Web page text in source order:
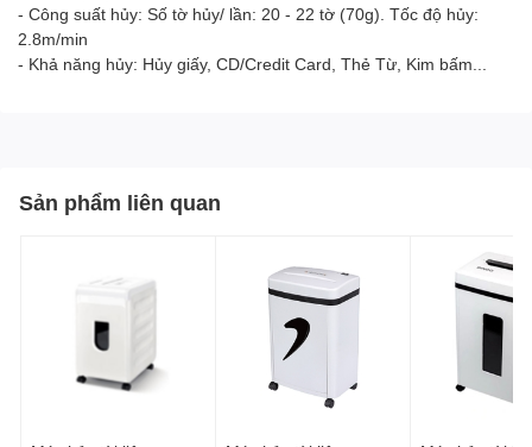
- Công suất hủy: Số tờ hủy/ lần: 20 - 22 tờ (70g). Tốc độ hủy:
2.8m/min
- Khả năng hủy: Hủy giấy, CD/Credit Card, Thẻ Từ, Kim bấm...
Sản phẩm liên quan